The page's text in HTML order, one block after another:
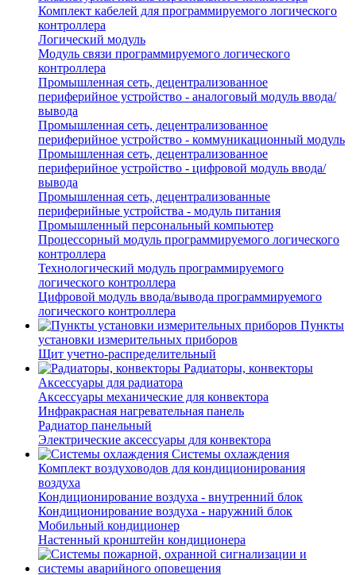
Комплект кабелей для программируемого логического
контроллера
Логический модуль
Модуль связи программируемого логического
контроллера
Промышленная сеть, децентрализованное
периферийное устройство - аналоговый модуль ввода/
вывода
Промышленная сеть, децентрализованное
периферийное устройство - коммуникационный модуль
Промышленная сеть, децентрализованное
периферийное устройство - цифровой модуль ввода/
вывода
Промышленная сеть, децентрализованные
периферийные устройства - модуль питания
Промышленный персональный компьютер
Процессорный модуль программируемого логического
контроллера
Технологический модуль программируемого
логического контроллера
Цифровой модуль ввода/вывода программируемого
логического контроллера
Пункты
установки измерительных приборов
Щит учетно-распределительный
Радиаторы, конвекторы
Аксессуары для радиатора
Аксессуары механические для конвектора
Инфракрасная нагревательная панель
Радиатор панельный
Электрические аксессуары для конвектора
Системы охлаждения
Комплект воздуховодов для кондиционирования
воздуха
Кондиционирование воздуха - внутренний блок
Кондиционирование воздуха - наружний блок
Мобильный кондиционер
Настенный кронштейн кондиционера